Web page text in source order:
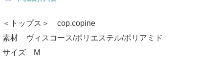
＜トップス＞ cop.copine
素材 ヴィスコース/ポリエステル/ポリアミド
サイズ M